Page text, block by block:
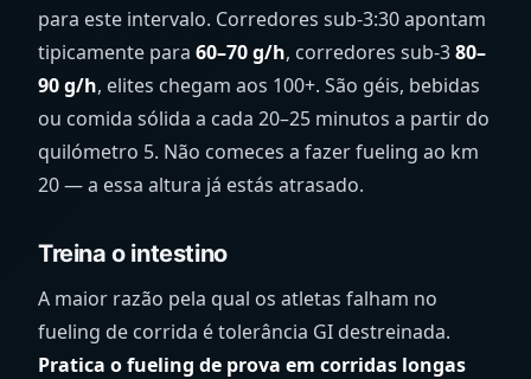
para este intervalo. Corredores sub-3:30 apontam
tipicamente para 60–70 g/h, corredores sub-380–
90 g/h, elites chegam aos 100+. São géis, bebidas
ou comida sólida a cada 20–25 minutos a partir do
quilómetro 5. Não comeces a fazer fueling ao km
20 — a essa altura já estás atrasado.
Treina o intestino
A maior razão pela qual os atletas falham no
fueling de corrida é tolerância GI destreinada.
Pratica o fueling de prova em corridas longas